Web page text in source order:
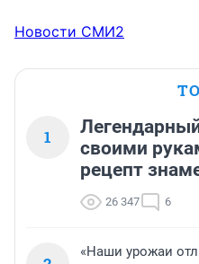
Новости СМИ2
1
своими
рецепт
26 347 6
«Наши урожаи